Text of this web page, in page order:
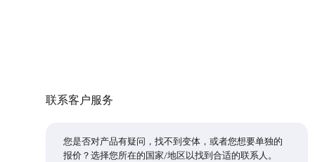
联系客户服务
您是否对产品有疑问，找不到变体，或者您想要单独的
报价？选择您所在的国家/地区以找到合适的联系人。